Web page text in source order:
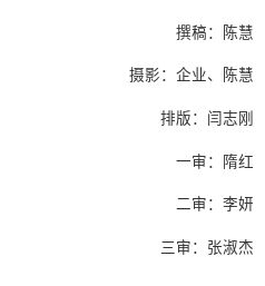
撰稿：陈慧
摄影：企业、陈慧
排版：闫志刚
一审：隋红
二审：李妍
三审：张淑杰